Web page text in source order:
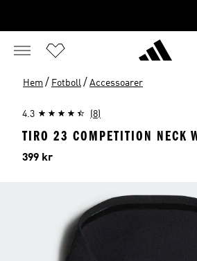
Hem / Fotboll / Accessoarer
4.3 (8)
TIRO 23 COMPETITION NECK
Pris
399 kr